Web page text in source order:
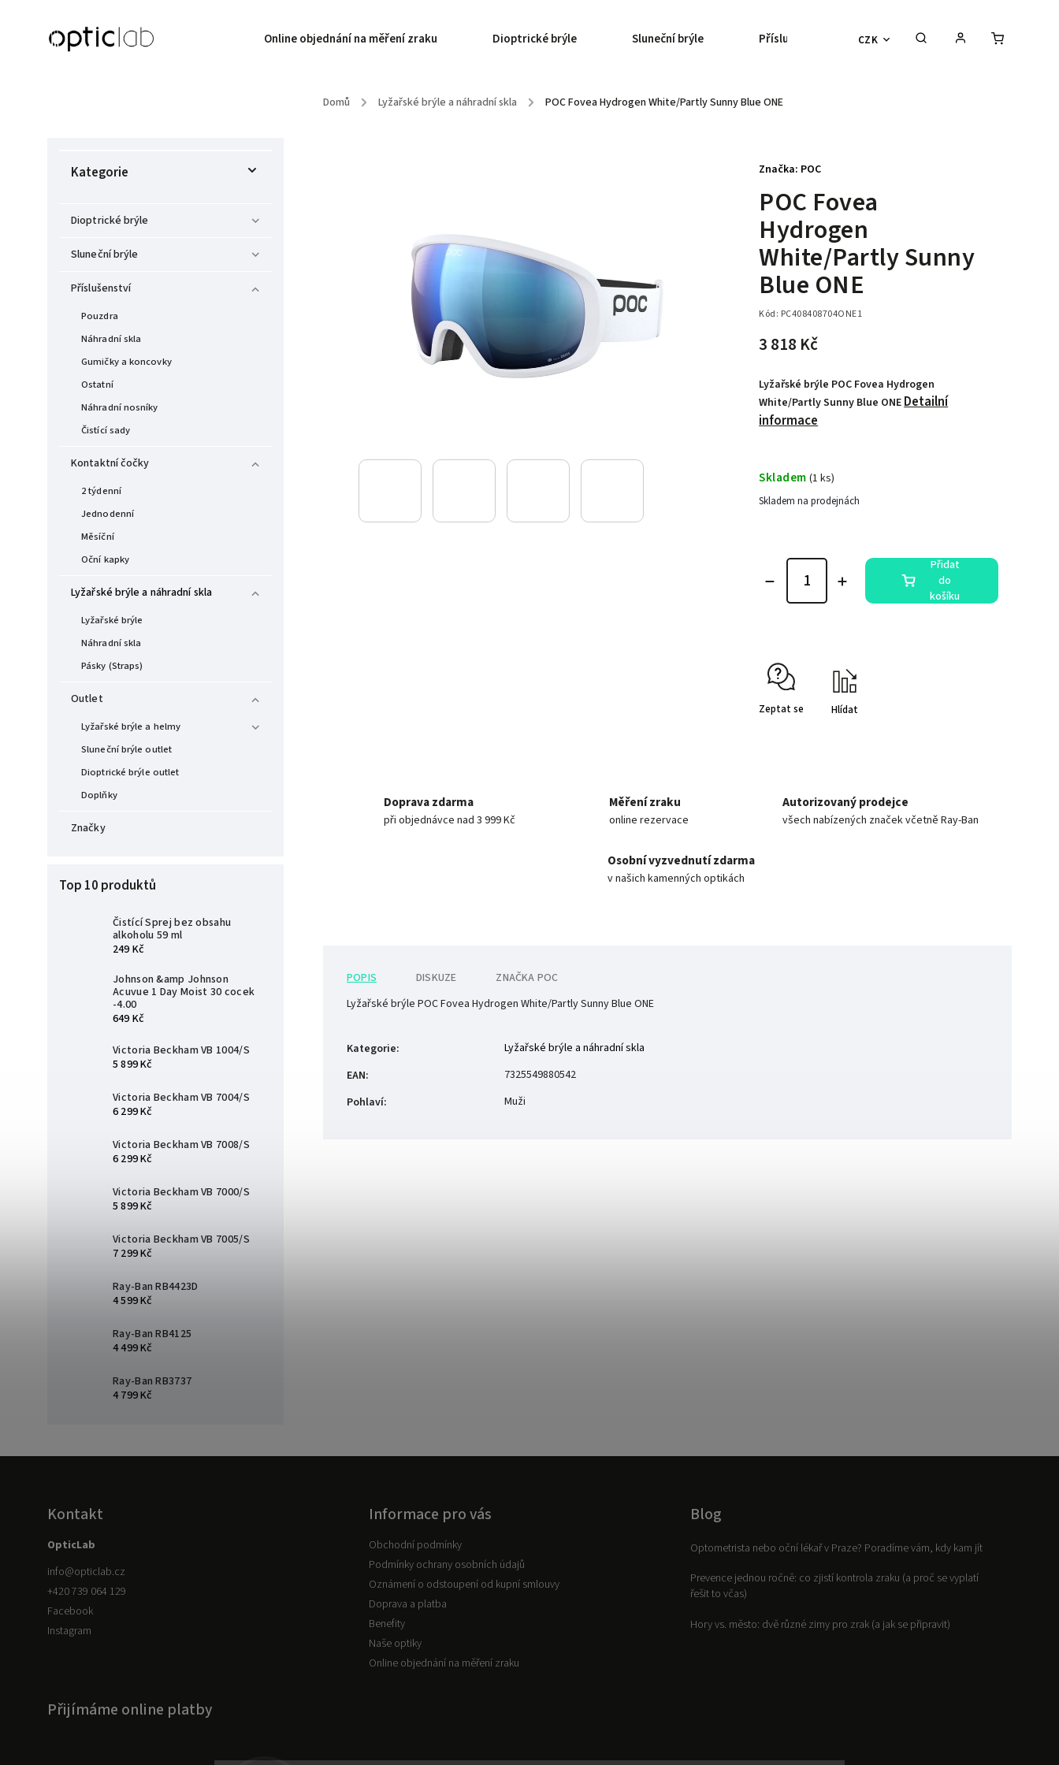
CZK
Online objednání na měření zraku Dioptrické brýle Sluneční brýle Příslušenství Kontaktní čočky
Domů / Lyžařské brýle a náhradní skla / POC Fovea Hydrogen White/Partly Sunny Blue ONE
Kategorie
Dioptrické brýle
Sluneční brýle
Příslušenství
Pouzdra
Náhradní skla
Gumičky a koncovky
Ostatní
Náhradní nosníky
Čistící sady
Kontaktní čočky
2 týdenní
Jednodenní
Měsíční
Oční kapky
Lyžařské brýle a náhradní skla
Lyžařské brýle
Náhradní skla
Pásky (Straps)
Outlet
Lyžařské brýle a helmy
Sluneční brýle outlet
Dioptrické brýle outlet
Doplňky
Značky
Top 10 produktů
Čistící Sprej bez obsahu
alkoholu 59 ml
249 Kč
Johnson &amp Johnson
Acuvue 1 Day Moist 30 cocek
-4.00
649 Kč
Victoria Beckham VB 1004/S
5 899 Kč
Victoria Beckham VB 7004/S
6 299 Kč
Victoria Beckham VB 7008/S
6 299 Kč
Victoria Beckham VB 7000/S
5 899 Kč
Victoria Beckham VB 7005/S
7 299 Kč
Ray-Ban RB4423D
4 599 Kč
Ray-Ban RB4125
4 499 Kč
Ray-Ban RB3737
4 799 Kč
POC Fovea
Hydrogen
White/Partly Sunny
Blue ONE
Kód: PC408408704ONE1
3 818 Kč
Lyžařské brýle POC Fovea Hydrogen
White/Partly Sunny Blue ONEDetailní
informace
Značka: POC
Skladem (1 ks)
Skladem na prodejnách
Přidat
do
košíku
Zeptat se Hlídat
Doprava zdarma
při objednávce nad 3 999 Kč
Měření zraku
online rezervace
Autorizovaný prodejce
všech nabízených značek včetně Ray-Ban
Osobní vyzvednutí zdarma
v našich kamenných optikách
POPIS DISKUZE ZNAČKA POC
Lyžařské brýle POC Fovea Hydrogen White/Partly Sunny Blue ONE
Kategorie:
Lyžařské brýle a náhradní skla
EAN:
7325549880542
Pohlaví: Muži
Kontakt
OpticLab
info@opticlab.cz
+420 739 064 129
Facebook
Instagram
Informace pro vás
Obchodní podmínky
Podmínky ochrany osobních údajů
Oznámení o odstoupení od kupní smlouvy
Doprava a platba
Benefity
Naše optiky
Online objednání na měření zraku
Blog
Optometrista nebo oční lékař v Praze? Poradíme vám, kdy kam jít
Prevence jednou ročně: co zjistí kontrola zraku (a proč se vyplatí
řešit to včas)
Hory vs. město: dvě různé zimy pro zrak (a jak se připravit)
Přijímáme online platby